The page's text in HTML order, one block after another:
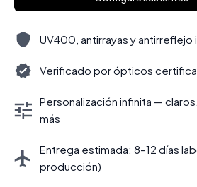
UV400, antirrayas y antirreflejo
Verificado por ópticos
Personalización infinita —
más
Entrega estimada: 8–12 días
producción)